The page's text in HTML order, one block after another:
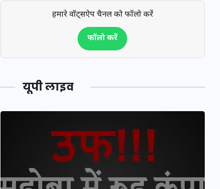
हमारे वॉट्सऐप चैनल को फॉलो करें
फॉलो करें
यूपी लाइव